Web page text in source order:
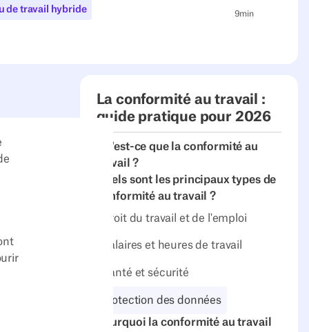
de travail hybride 9min
La conformité au travail :
guide pratique pour 2026
Qu'est-ce que la conformité au
travail ?
Quels sont les principaux types de
conformité au travail ?
Droit du travail et de l'emploi‍
Salaires et heures de travail
Santé et sécurité
Protection des données
Pourquoi la conformité au travail